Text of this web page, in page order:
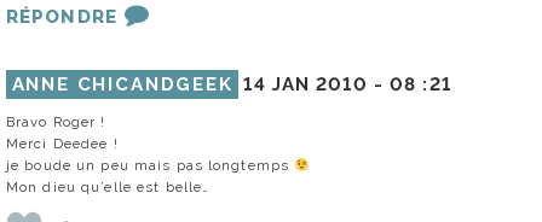
RÉPONDRE
ANNE CHICANDGEEK 14 JAN 2010 -08 :21
Bravo Roger !
Merci Deedee !
je boude un peu mais pas longtemps
Mon dieu qu’elle est belle…